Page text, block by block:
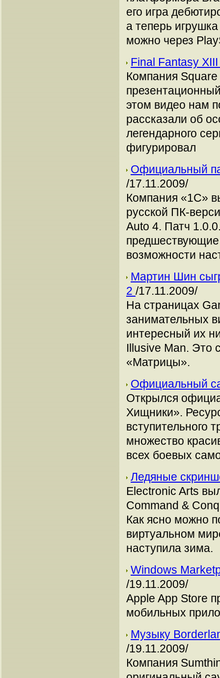
его игра
а теперь
можно через
Final Fantasy
Компания
этом видео нам
рассказали об
легендарного
фигурировал
Официальный
/17.11.2009/
Компания «1С»
русской ПК-
Auto 4. Патч
предшествующие
возможности
Мартин Шин
2 /17.11.2009/
На страницах
занимательных
интересный их
Illusive Man. Это
«Матрицы».
Официальный
Открылся
Хищники».
вступительного
множество
всех боевых
Ледяные
Electronic Arts
Command &
Как ясно можно
виртуальном
наступила зима.
Windows
/19.11.2009/
Apple App Store
мобильных
Музыку
/19.11.2009/
Компания